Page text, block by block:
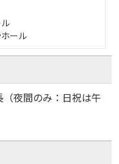
ール
（夜間のみ：日祝は午